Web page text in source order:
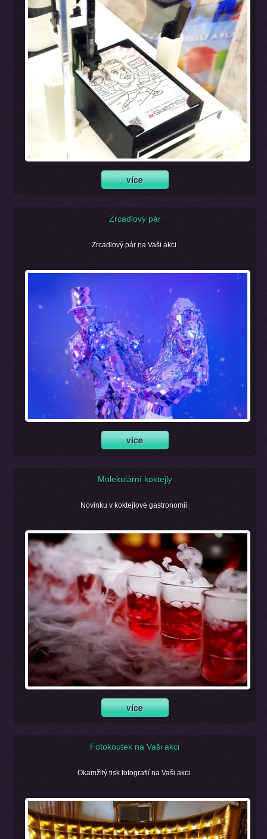
Zrcadlový pár
Zrcadlový pár na Vaši akci.
Molekulární koktejly
Novinku v koktejlové gastronomii.
Fotokoutek na Vaši akci
Okamžitý tisk fotografií na Vaši akci.